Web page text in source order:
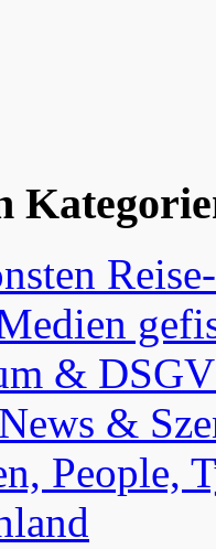
&
&
People,